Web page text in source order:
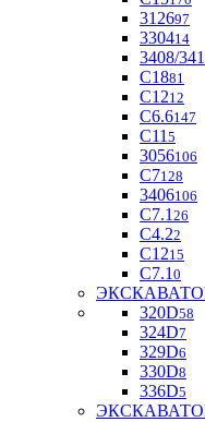
312697
330414
3408/
С1881
C1212
С6.6147
C11 5
3056106
С7128
3406106
C7.1 26
C4.22
С1215
С7.1 0
320D58
324D7
329D6
330D8
336D5